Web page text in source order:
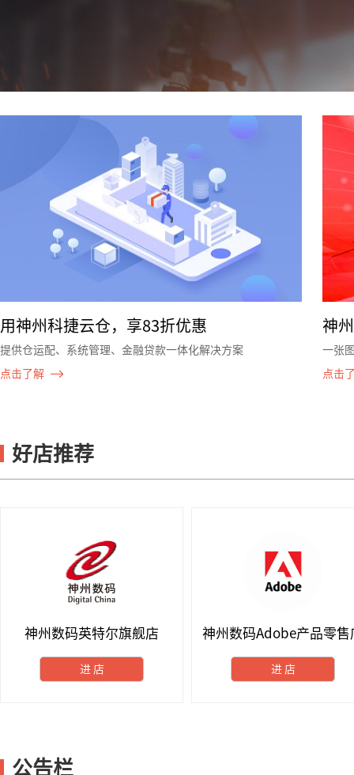
用神州科捷云仓，享83折优惠
提供仓运配、系统管理、金融贷款一体化解决方案
点击了解
神
一张
点击
好店推荐
神州数码英特尔旗舰店
进 店
神州数码Adobe产品零售
进 店
公告栏